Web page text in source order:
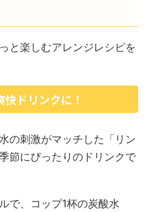
と楽しむアレンジレシピを
ドリンクに！
の刺激がマッチした「リン
節にぴったりのドリンクで
で、コップ1杯の炭酸水